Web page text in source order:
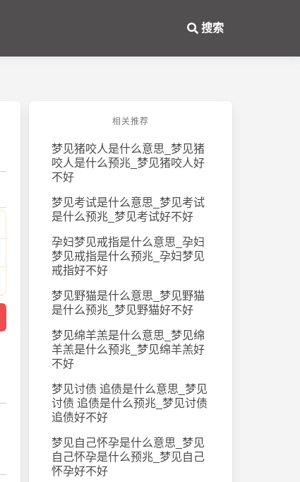
搜索
相关推荐
梦见猪咬人是什么意思_梦见猪
咬人是什么预兆_梦见猪咬人好
不好
梦见考试是什么意思_梦见考试
是什么预兆_梦见考试好不好
孕妇梦见戒指是什么意思_孕妇
梦见戒指是什么预兆_孕妇梦见
戒指好不好
梦见野猫是什么意思_梦见野猫
是什么预兆_梦见野猫好不好
梦见绵羊羔是什么意思_梦见绵
羊羔是什么预兆_梦见绵羊羔好
不好
梦见讨债 追债是什么意思_梦见
讨债 追债是什么预兆_梦见讨债
追债好不好
梦见自己怀孕是什么意思_梦见
自己怀孕是什么预兆_梦见自己
怀孕好不好